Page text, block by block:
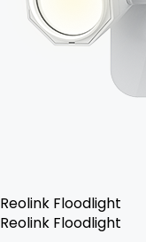
Reolink Floodlight
Reolink Floodlight